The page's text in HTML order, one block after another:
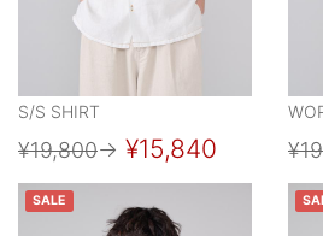
S/S SHIRT
¥19,800→ ¥15,840
SALE